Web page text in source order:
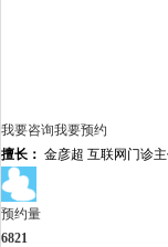
我要咨询我要预约
擅长： 金彦超 互联网门诊
预约量
6821